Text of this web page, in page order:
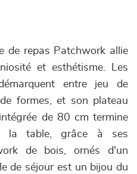
de repas Patchwork allie
et esthétisme. Les
entre jeu de
formes, et son plateau
de 80 cm termine
la table, grâce à ses
de bois, ornés d'un
de séjour est un bijou du